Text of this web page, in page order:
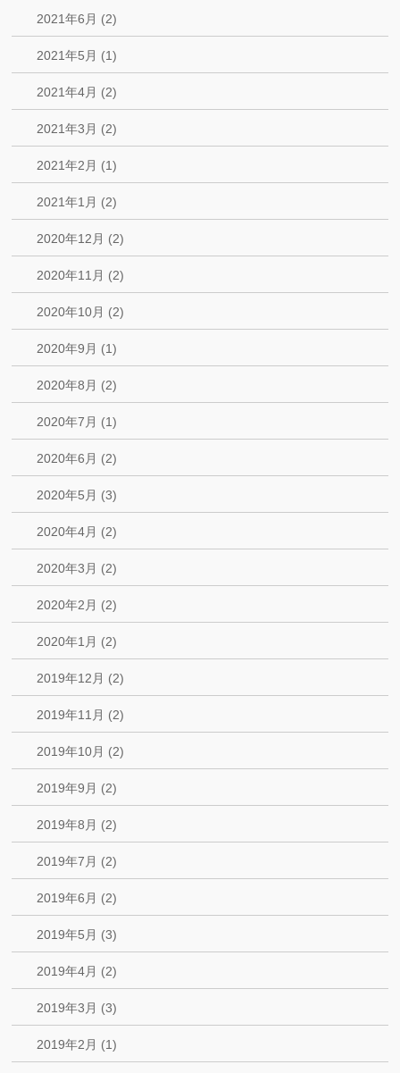
2021年6月 (2)
2021年5月 (1)
2021年4月 (2)
2021年3月 (2)
2021年2月 (1)
2021年1月 (2)
2020年12月 (2)
2020年11月 (2)
2020年10月 (2)
2020年9月 (1)
2020年8月 (2)
2020年7月 (1)
2020年6月 (2)
2020年5月 (3)
2020年4月 (2)
2020年3月 (2)
2020年2月 (2)
2020年1月 (2)
2019年12月 (2)
2019年11月 (2)
2019年10月 (2)
2019年9月 (2)
2019年8月 (2)
2019年7月 (2)
2019年6月 (2)
2019年5月 (3)
2019年4月 (2)
2019年3月 (3)
2019年2月 (1)